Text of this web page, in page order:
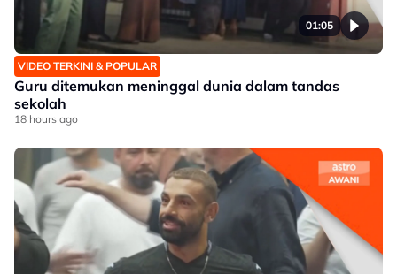
01:05
VIDEO TERKINI & POPULAR
Guru ditemukan meninggal dunia dalam tandas
sekolah
18 hours ago